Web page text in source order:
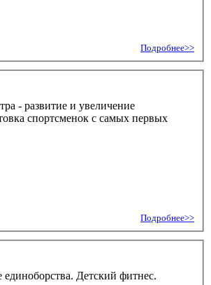
Подробнее>>
- развитие и увеличение
спортсменок с самых первых
Подробнее>>
Детский фитнес.